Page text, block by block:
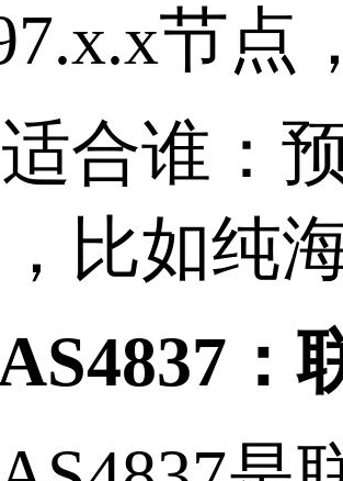
节点
谁：预
比如纯
：联